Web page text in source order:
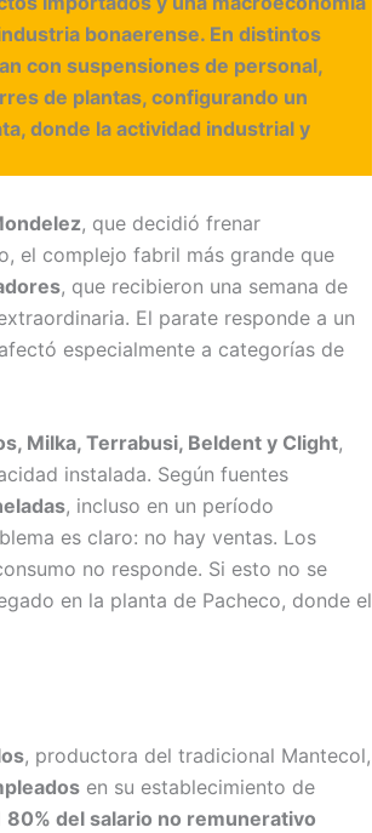
bonaerense. En distintos
con suspensiones de personal,
de plantas, configurando un
donde la actividad industrial y
, que decidió frenar
el complejo fabril más grande que
, que recibieron una semana de
El parate responde a un
especialmente a categorías de
Milka, Terrabusi, Beldent y Clight,
instalada. Según fuentes
, incluso en un período
es claro: no hay ventas. Los
no responde. Si esto no se
en la planta de Pacheco, donde el
, productora del tradicional Mantecol,
en su establecimiento de
80% del salario no remunerativo